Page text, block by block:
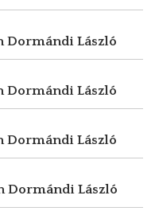
Dormándi László
Dormándi László
Dormándi László
Dormándi László